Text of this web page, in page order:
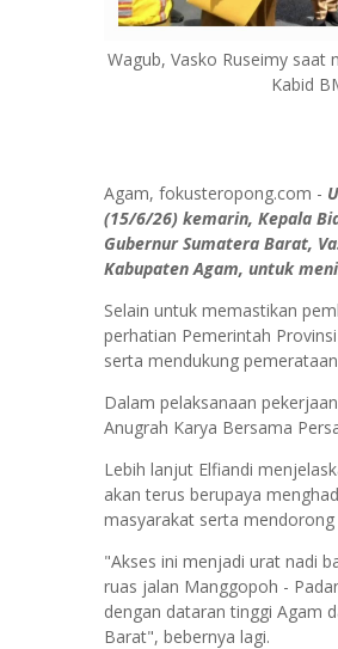
Wagub, Vasko Ruseimy saat
Kabid
Agam, fokusteropong.com -
(15/6/26) kemarin, Kepala
Gubernur Sumatera Barat,
Kabupaten Agam, untuk
Selain untuk memastikan
perhatian Pemerintah
serta mendukung
Dalam pelaksanaan
Anugrah Karya Bersama
Lebih lanjut Elfiandi
akan terus berupaya
masyarakat serta
"Akses ini menjadi urat nadi
ruas jalan Manggopoh -
dengan dataran tinggi Agam
Barat", bebernya lagi.